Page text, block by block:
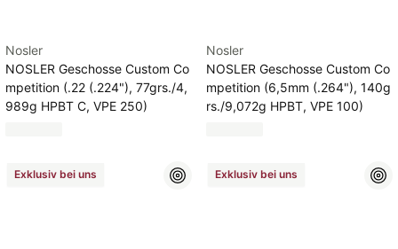
Nosler
NOSLER Geschosse Custom Co
mpetition (.22 (.224"), 77grs./4,
989g HPBT C, VPE 250)
Nosler
NOSLER Geschosse Custom Co
mpetition (6,5mm (.264"), 140g
rs./9,072g HPBT, VPE 100)
Exklusiv bei uns Exklusiv bei uns